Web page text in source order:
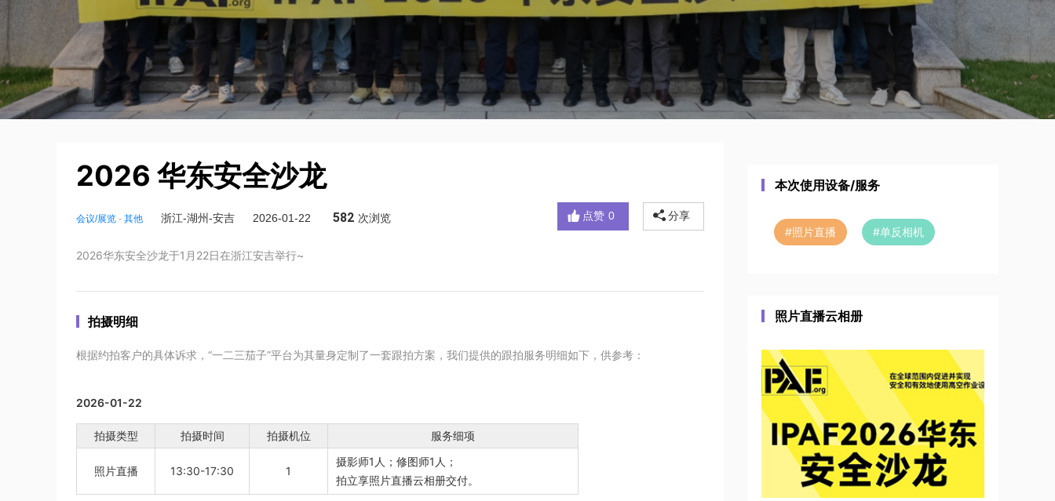
2026 华东安全沙龙
会议/展览 - 其他 浙江-湖州-安吉 2026-01-22 582 次浏览 点赞 0 分享
2026华东安全沙龙于1月22日在浙江安吉举行~
拍摄明细
根据约拍客户的具体诉求，“一二三茄子”平台为其量身定制了一套跟拍方案，我们提供的跟拍服务明细如下，供参考：
2026-01-22
拍摄类型 拍摄时间 拍摄机位 服务细项
照片直播 13:30-17:30 1
摄影师1人；修图师1人；
拍立享照片直播云相册交付。
本次使用设备/服务
#照片直播 #单反相机
照片直播云相册